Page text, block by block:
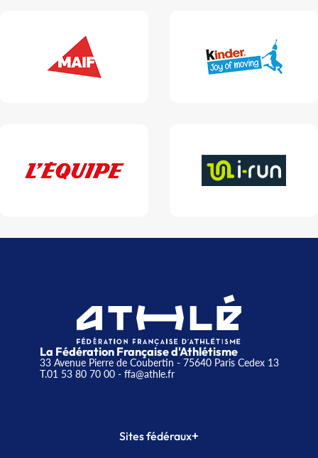
La Fédération Française d'Athlétisme
33 Avenue Pierre de Coubertin - 75640 Paris Cedex 13
T.01 53 80 70 00- ffa@athle.fr
Sites fédéraux+